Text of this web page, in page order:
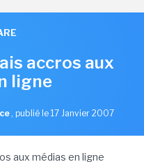
accros aux
ligne
, publié le 17 Janvier 2007